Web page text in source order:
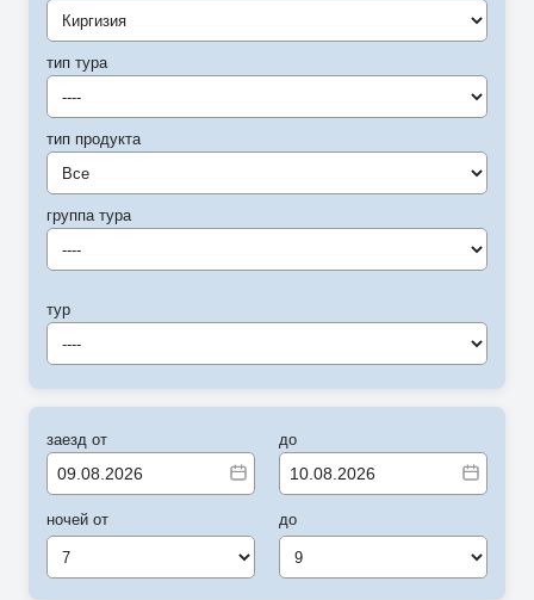
Киргизия
тип тура
----
тип продукта
Все
группа тура
----
тур
----
заезд от
ночей от
7
до
до
9